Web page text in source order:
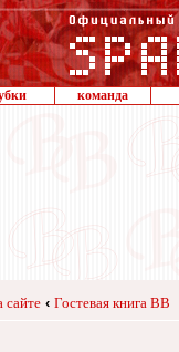
команда
сайте ‹ Гостевая книга ВВ